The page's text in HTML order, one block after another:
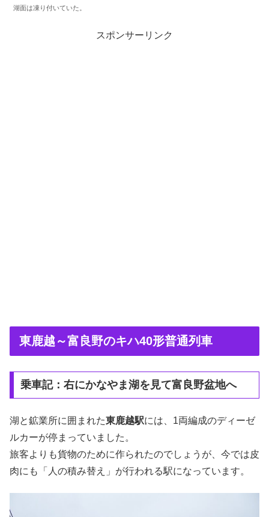
湖面は凍り付いていた。
スポンサーリンク
東鹿越～富良野のキハ40形普通列車
乗車記：右にかなやま湖を見て富良野盆地へ
湖と鉱業所に囲まれた東鹿越駅には、1両編成のディーゼ
ルカーが停まっていました。
旅客よりも貨物のために作られたのでしょうが、今では皮
肉にも「人の積み替え」が行われる駅になっています。